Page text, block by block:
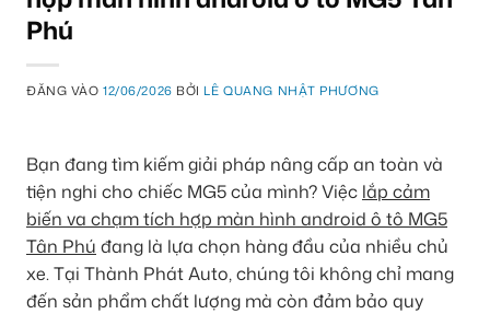
Phú
ĐĂNG VÀO12/06/2026 BỞI LÊ QUANG NHẬT PHƯƠNG
Bạn đang tìm kiếm giải pháp nâng cấp an toàn và
tiện nghi cho chiếc MG5 của mình? Việc lắp cảm
biến va chạm tích hợp màn hình android ô tô MG5
Tân Phú đang là lựa chọn hàng đầu của nhiều chủ
xe. Tại Thành Phát Auto, chúng tôi không chỉ mang
đến sản phẩm chất lượng mà còn đảm bảo quy